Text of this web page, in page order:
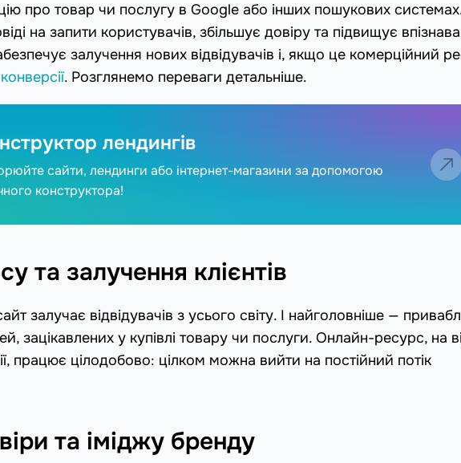
про товар чи послугу в Google або інших пошукових системах.
на запити користувачів, збільшує довіру та підвищує
залучення нових відвідувачів і, якщо це комерційний
конверсії. Розглянемо переваги детальніше.
лендингів
сайти, лендинги або інтернет-магазини за допомогою
конструктора!
та залучення клієнтів
залучає відвідувачів з усього світу. І найголовніше —
зацікавлених у купівлі товару чи послуги. Онлайн-ресурс, на
працює цілодобово: цілком можна вийти на постійний потік
та іміджу бренду